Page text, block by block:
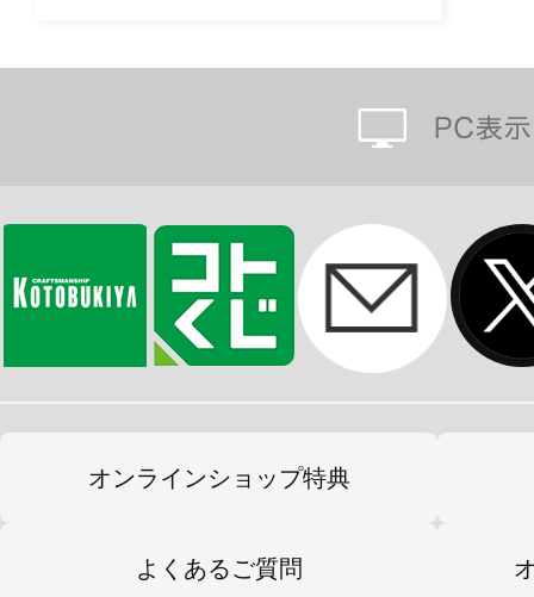
オンラインショップ特典
よくあるご質問